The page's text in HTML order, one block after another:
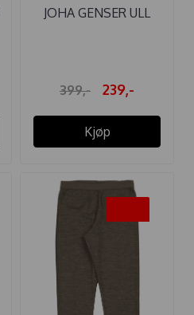
JOHA GENSER ULL
399,- 239,-
Kjøp